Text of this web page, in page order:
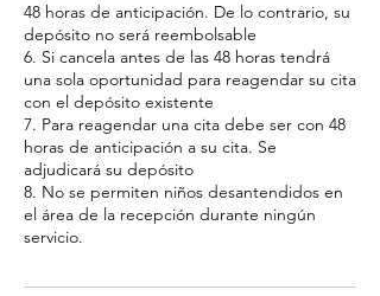
48 horas de anticipación. De lo contrario, su
depósito no será reembolsable
6. Si cancela antes de las 48 horas tendrá
una sola oportunidad para reagendar su cita
con el depósito existente
7. Para reagendar una cita debe ser con 48
horas de anticipación a su cita. Se
adjudicará su depósito
8. No se permiten niños desantendidos en
el área de la recepción durante ningún
servicio.